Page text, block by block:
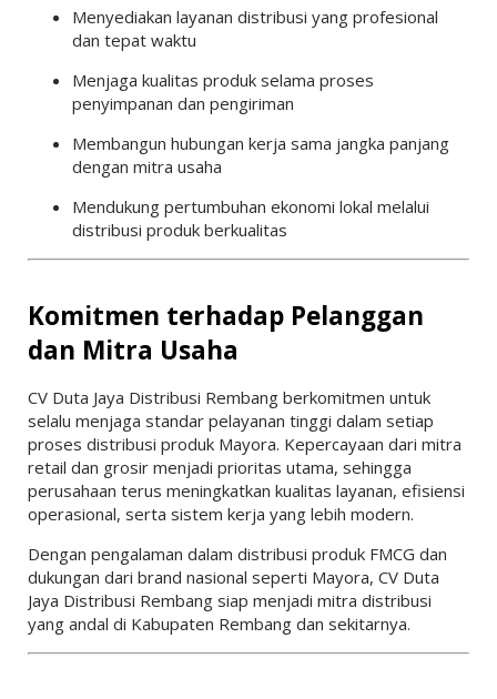
Menyediakan layanan distribusi yang profesional
dan tepat waktu
Menjaga kualitas produk selama proses
penyimpanan dan pengiriman
Membangun hubungan kerja sama jangka panjang
dengan mitra usaha
Mendukung pertumbuhan ekonomi lokal melalui
distribusi produk berkualitas
Komitmen terhadap Pelanggan
dan Mitra Usaha
CV Duta Jaya Distribusi Rembang berkomitmen untuk
selalu menjaga standar pelayanan tinggi dalam setiap
proses distribusi produk Mayora. Kepercayaan dari mitra
retail dan grosir menjadi prioritas utama, sehingga
perusahaan terus meningkatkan kualitas layanan, efisiensi
operasional, serta sistem kerja yang lebih modern.
Dengan pengalaman dalam distribusi produk FMCG dan
dukungan dari brand nasional seperti Mayora, CV Duta
Jaya Distribusi Rembang siap menjadi mitra distribusi
yang andal di Kabupaten Rembang dan sekitarnya.